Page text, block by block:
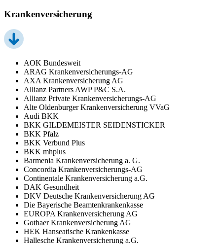
Krankenversicherung
AOK Bundesweit
ARAG Krankenversicherungs-AG
AXA Krankenversicherung AG
Allianz Partners AWP P&C S.A.
Allianz Private Krankenversicherungs-AG
Alte Oldenburger Krankenversicherung VVaG
Audi BKK
BKK GILDEMEISTER SEIDENSTICKER
BKK Pfalz
BKK Verbund Plus
BKK mhplus
Barmenia Krankenversicherung a. G.
Concordia Krankenversicherungs-AG
Continentale Krankenversicherung a.G.
DAK Gesundheit
DKV Deutsche Krankenversicherung AG
Die Bayerische Beamtenkrankenkasse
EUROPA Krankenversicherung AG
Gothaer Krankenversicherung AG
HEK Hanseatische Krankenkasse
Hallesche Krankenversicherung a.G.